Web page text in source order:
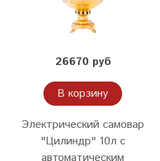
26670 руб
В корзину
Электрический самовар
"Цилиндр" 10л c